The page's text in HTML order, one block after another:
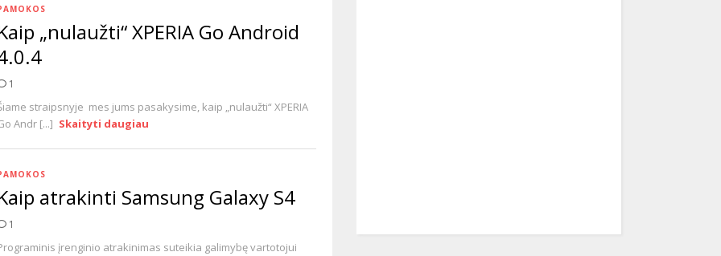
„nulaužti“ XPERIA Go Android
1
straipsnyje mes jums pasakysime, kaip „nulaužti“ XPERIA
Andr [...] Skaityti daugiau
atrakinti Samsung Galaxy S4
1
įrenginio atrakinimas suteikia galimybę vartotojui